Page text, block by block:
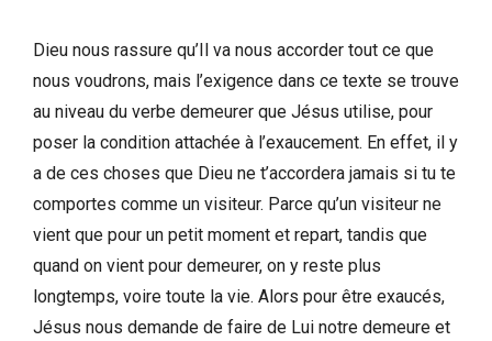
Dieu nous rassure qu’Il va nous accorder tout ce que
nous voudrons, mais l’exigence dans ce texte se trouve
au niveau du verbe demeurer que Jésus utilise, pour
poser la condition attachée à l’exaucement. En effet, il y
a de ces choses que Dieu ne t’accordera jamais si tu te
comportes comme un visiteur. Parce qu’un visiteur ne
vient que pour un petit moment et repart, tandis que
quand on vient pour demeurer, on y reste plus
longtemps, voire toute la vie. Alors pour être exaucés,
Jésus nous demande de faire de Lui notre demeure et